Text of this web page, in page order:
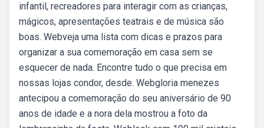
infantil, recreadores para interagir com as crianças,
mágicos, apresentações teatrais e de música são
boas. Webveja uma lista com dicas e prazos para
organizar a sua comemoração em casa sem se
esquecer de nada. Encontre tudo o que precisa em
nossas lojas condor, desde. Webgloria menezes
antecipou a comemoração do seu aniversário de 90
anos de idade e a nora dela mostrou a foto da